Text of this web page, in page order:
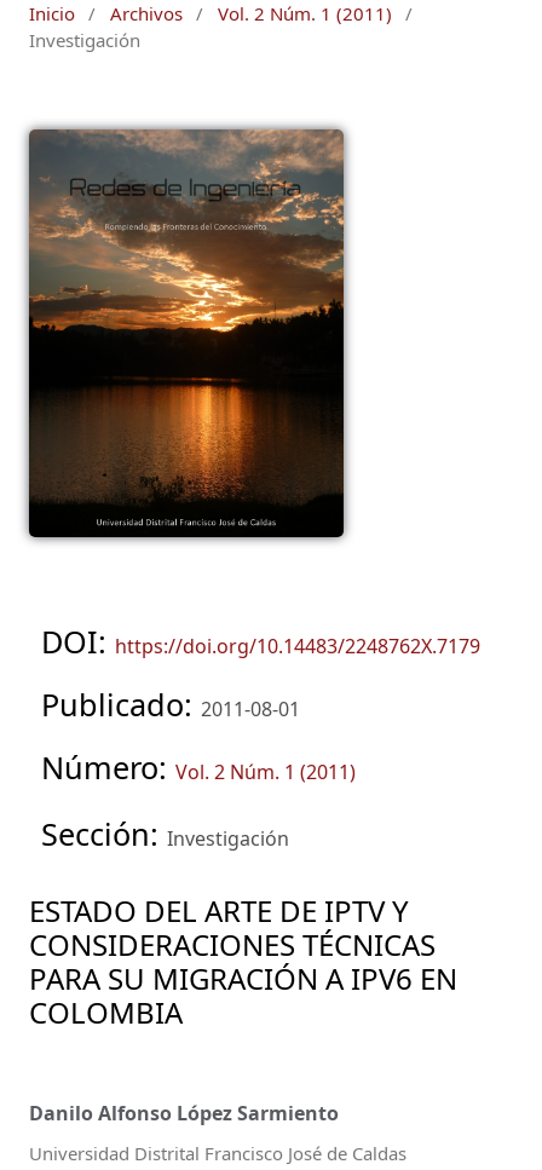
Inicio / Archivos / Vol. 2 Núm. 1 (2011)
/
Investigación
DOI: https://doi.org/10.14483/2248762X.7179
Publicado: 2011-08-01
Número: Vol. 2 Núm. 1 (2011)
Sección: Investigación
ESTADO DEL ARTE DE IPTV Y
CONSIDERACIONES TÉCNICAS
PARA SU MIGRACIÓN A IPV6 EN
COLOMBIA
Danilo Alfonso López Sarmiento
Universidad Distrital Francisco José de Caldas